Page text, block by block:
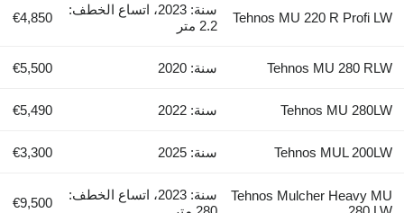
Tehnos MU 220 R Profi LW
سنة: 2023، اتساع الخطف:
2.2 متر
€4,850
Tehnos MU 280 RLW سنة: 2020 €5,500
Tehnos MU 280LW سنة: 2022 €5,490
Tehnos MUL 200LW سنة: 2025 €3,300
Tehnos Mulcher Heavy MU
سنة: 2023، اتساع الخطف:
€9,500